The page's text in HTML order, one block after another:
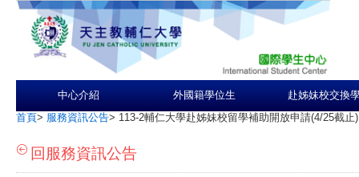
中心介紹 外國籍學位生 赴姊妹校交換
首頁> 服務資訊公告> 113-2輔仁大學赴姊妹校留學補助開放申請(4/25截止)
回服務資訊公告